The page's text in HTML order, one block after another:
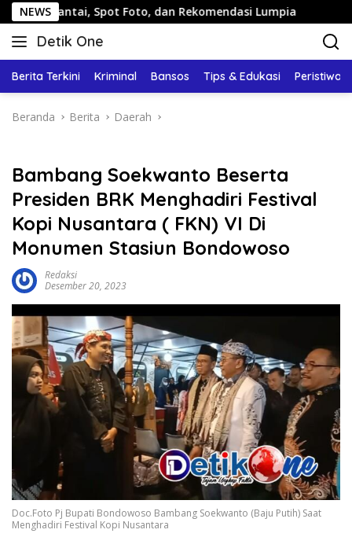
Langsung
ke
konten
NEWS
Spot Foto, dan Rekomendasi Lumpia Panduan
Detik One
Tajam
Fakta
Berita Terkini Kriminal Bansos Tips & Edukasi Peristiwa
Beranda Berita Daerah
Bambang Soekwanto Beserta
Presiden BRK Menghadiri Festival
Kopi Nusantara ( FKN) VI Di
Monumen Stasiun Bondowoso
Redaksi
Desember 20, 2023
Doc.Foto Pj Bupati Bondowoso Bambang Soekwanto (Baju Putih) Saat
Menghadiri Festival Kopi Nusantara